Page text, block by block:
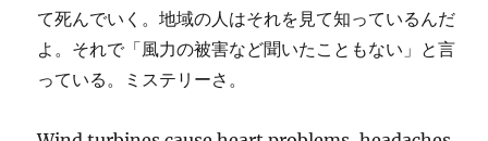
て死んでいく。地域の人はそれを見て知っているんだ
よ。それで「風力の被害など聞いたこともない」と言
っている。ミステリーさ。